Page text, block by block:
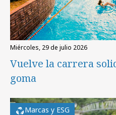
miércoles, 29 de julio 2026
Vuelve la carrera
goma
Marcas y ESG